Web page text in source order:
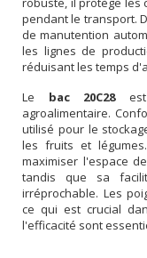
pendant le transport.
de manutention
les lignes de
réduisant les temps
Le bac 20C28est
agroalimentaire.
utilisé pour le
les fruits et
maximiser l'espace
tandis que sa
irréprochable. Les
ce qui est crucial
l'efficacité sont